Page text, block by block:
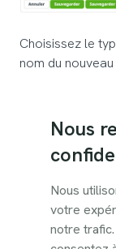
Choisissez le
nom du
Liste
Lors de
statut par
l'application.
Nous
Nous
votre
notre